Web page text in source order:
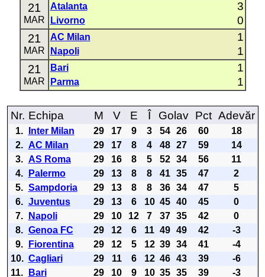
21
MAR
Atalanta 3
Livorno 0
21
MAR
AC Milan 1
Napoli 1
21
MAR
Bari 1
Parma 1
Nr. Echipa M V E Î Golav Pct Adevăr
1. Inter Milan 29 17 9 3 54 26 60
18
2. AC Milan 29 17 8 4 48 27 59
14
3. AS Roma 29 16 8 5 52 34 56
11
4.
Palermo 29 13 8 8 41 35 47
2
5. Sampdoria 29 13 8 8 36 34 47
5
6. Juventus 29 13 6 10 45 40 45
0
7.
Napoli 29 10 12 7 37 35 42
0
8. Genoa FC 29 12 6 11 49 49 42
-3
9.
Fiorentina 29 12 5 12 39 34 41
-4
10. Cagliari 29 11 6 12 46 43 39
-6
11.
Bari 29 10 9 10 35 35 39
-3